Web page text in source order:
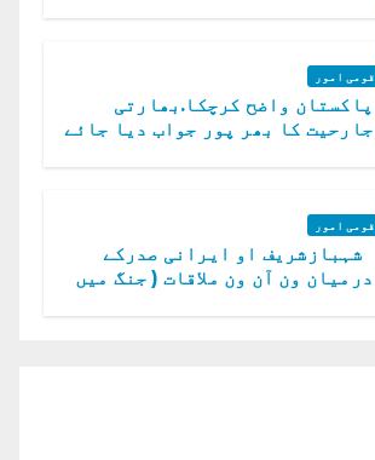
قومی امور
پاکستان واضح کرچکا.بھارتی
جارحیت کا بھر پور جواب دیا جائے
قومی امور
شہبازشریف او ایرانی صدرکے
درمیان ون آن ون ملاقات ( جنگ میں